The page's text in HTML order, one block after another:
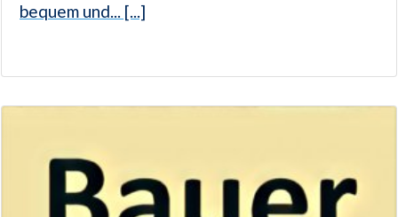
bequem und... [...]